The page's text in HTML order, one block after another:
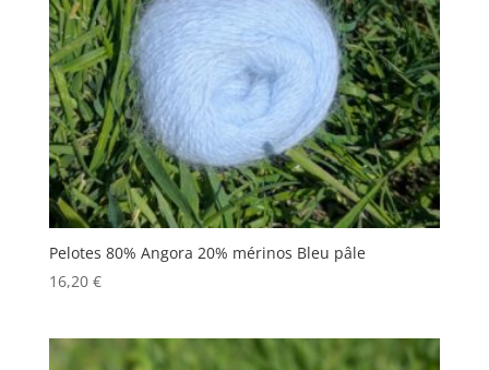
Pelotes 80% Angora 20% mérinos Bleu pâle
16,20 €